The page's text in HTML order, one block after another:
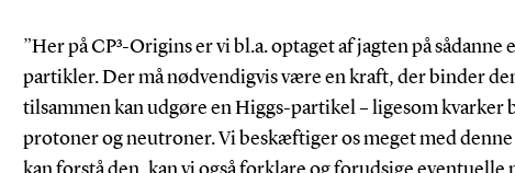
”Her på CP³-Origins er vi bl.a. optaget af jagten på sådanne
partikler. Der må nødvendigvis være en kraft, der binder
tilsammen kan udgøre en Higgs-partikel – ligesom kvarker
protoner og neutroner. Vi beskæftiger os meget med